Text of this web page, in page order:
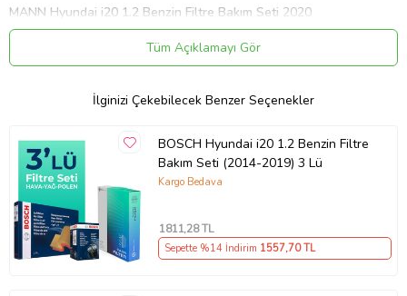
MANN Hyundai i20 1.2 Benzin Filtre Bakım Seti 2020
MANN Hyundai i20 1.2 Benzin Filtre Bakım Seti 2021
MANN Hyundai i20 1.2 Benzin Filtre Bakım Seti 2022
MANN Hyundai i20 1.2 Benzin Filtre Bakım Seti 2023
Ürünlerimize % 100 orijinallik garantisi sunuyoruz.
Siparişiniz sonrası tarafınıza ulaşarak % 100 uyumluluk kontrolünü
sağlıyoruz.
Motor Yağı bulunan bakım setlerimizde bulunan motor yağlarımız
2025 üretim tarihlidir.
Tüm Açıklamayı Gör
İlginizi Çekebilecek Benzer Seçenekler
BOSCH Hyundai i20 1.2 Benzin Filtre
Bakım Seti (2014-2019) 3 Lü
Kargo Bedava
1811,28 TL
Sepette %14 İndirim 1557,70 TL